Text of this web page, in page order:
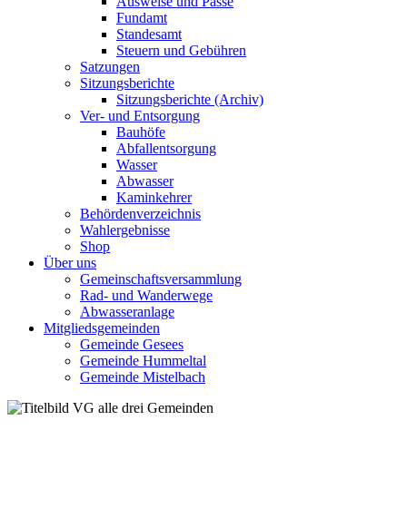
Fundamt
Standesamt
Steuern und Gebühren
Satzungen
Sitzungsberichte
Sitzungsberichte (Archiv)
Ver- und Entsorgung
Bauhöfe
Abfallentsorgung
Wasser
Abwasser
Kaminkehrer
Behördenverzeichnis
Wahlergebnisse
Shop
Über uns
Gemeinschaftsversammlung
Rad- und Wanderwege
Abwasseranlage
Mitgliedsgemeinden
Gemeinde Gesees
Gemeinde Hummeltal
Gemeinde Mistelbach